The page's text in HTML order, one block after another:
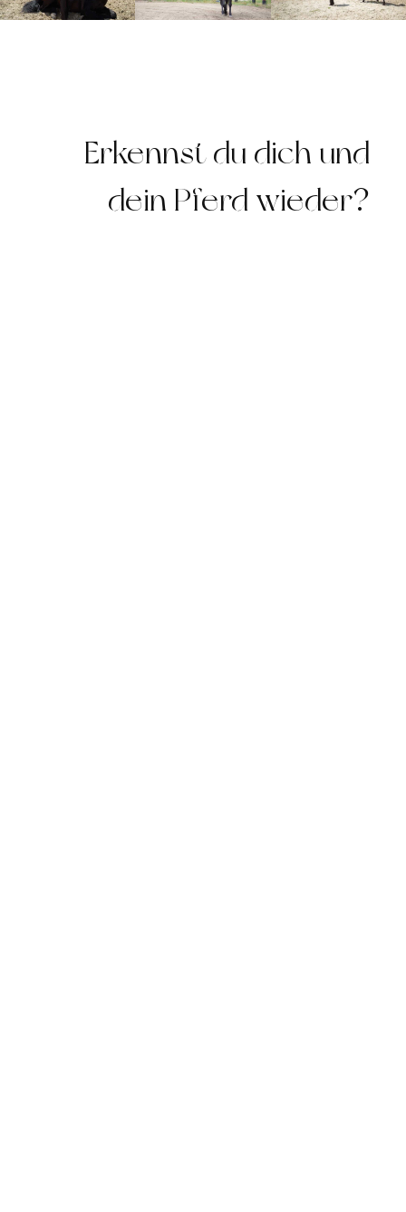
Erkennst du dich und
dein Pferd wieder?